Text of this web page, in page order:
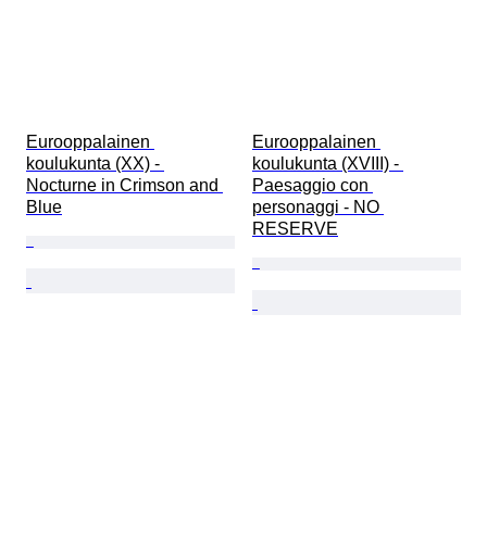
Eurooppalainen
koulukunta (XX) -
Nocturne in Crimson and
Blue
Eurooppalainen
koulukunta (XVIII) -
Paesaggio con
personaggi - NO
RESERVE